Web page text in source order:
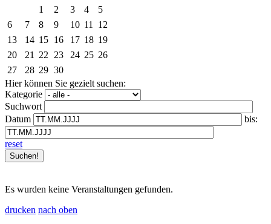
1
2 3 4
5
6
7 8 9 10 11
12
13
14 15 16 17 18 19
20
21 22 23 24 25 26
27
28 29 30
Hier können Sie gezielt suchen:
Kategorie
Suchwort
Datum
bis:
reset
Es wurden keine Veranstaltungen gefunden.
drucken nach oben